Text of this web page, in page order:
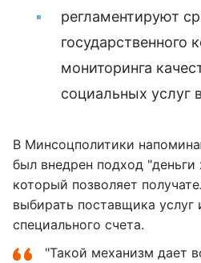
регламентируют
государственного
мониторинга
социальных услуг
В Минсоцполитики
был внедрен подход "деньги
который позволяет
выбирать поставщика услуг
специального счета.
"Такой механизм дает